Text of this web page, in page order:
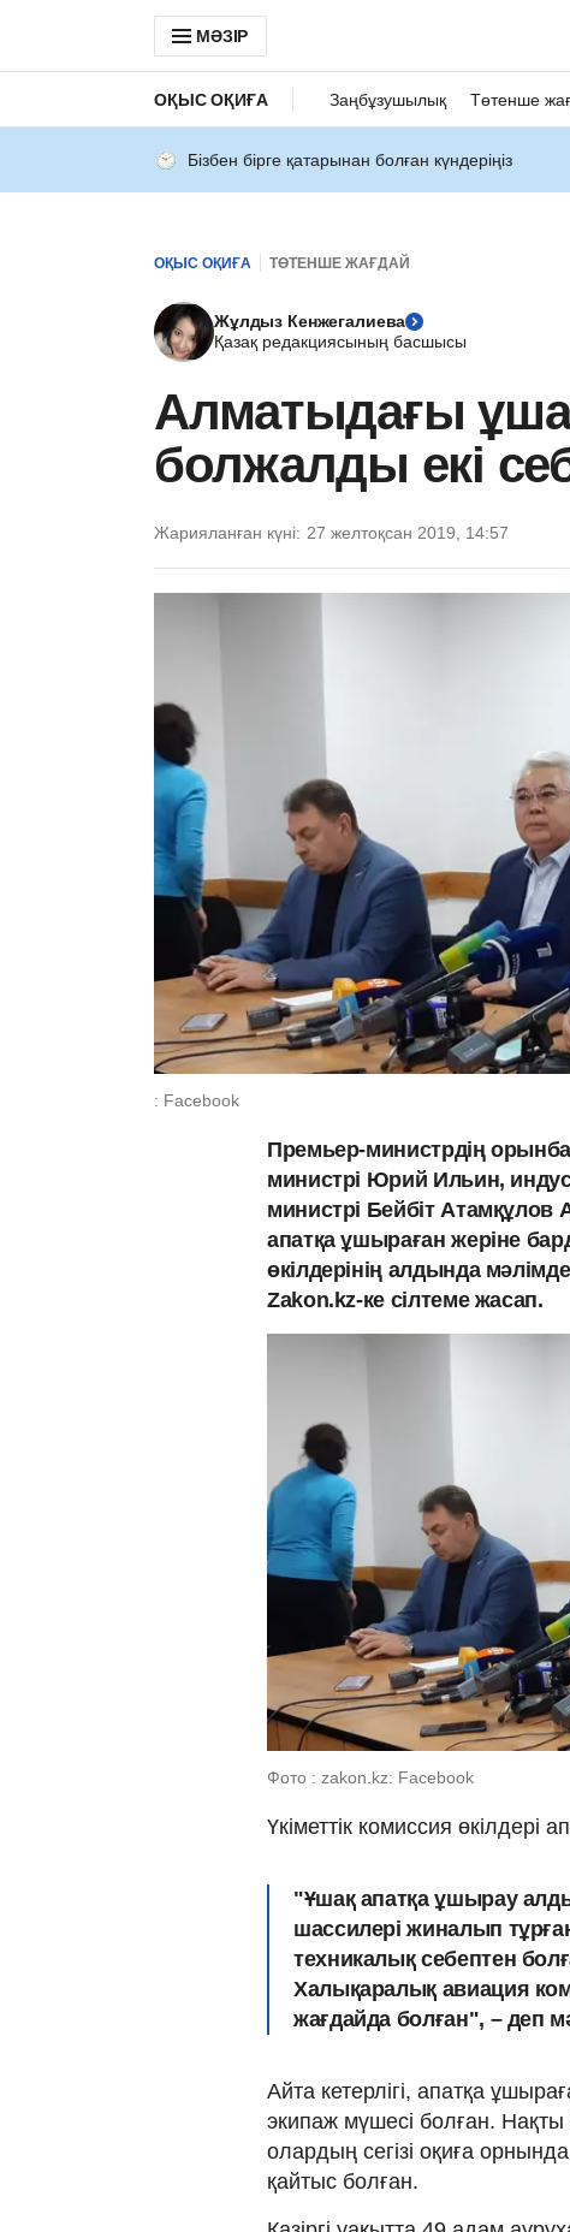
МӘЗІР
ОҚЫС ОҚИҒА Заңбұзушылық Төтенше
Бізбен бірге қатарынан болған күндеріңіз
ОҚЫС ОҚИҒА ТӨТЕНШЕ ЖАҒДАЙ
Жұлдыз Кенжегалиева
Қазақ редакциясының басшысы
Алматыдағы
болжалды екі
Жарияланған күні: 27 желтоқсан 2019, 14:57
: Facebook
Премьер-министрдің
министрі Юрий Ильин,
министрі Бейбіт
апатқа ұшыраған жеріне
өкілдерінің алдында
Zakon.kz-ке сілтеме жасап.
Фото : zakon.kz: Facebook
Үкіметтік комиссия өкілдері
"Ұшақ апатқа ұшырау
шассилері жиналып
техникалық себептен
Халықаралық авиация
жағдайда болған", – деп
Айта кетерлігі, апатқа
экипаж мүшесі болған.
олардың сегізі оқиға
қайтыс болған.